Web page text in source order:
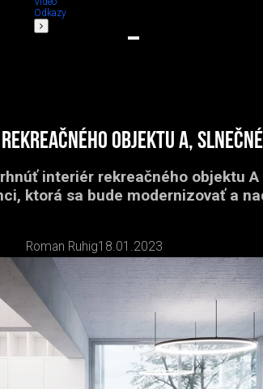
Odkazy
objektu A,
interiér rekreačného objektu A
ktorá sa bude modernizovať a
Roman Ruhig18.01.2023